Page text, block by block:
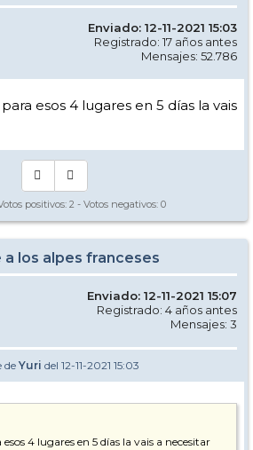
Enviado: 12-11-2021 15:03
Registrado: 17 años antes
Mensajes: 52.786
esos 4 lugares en 5 días la vais
positivos: 2 - Votos negativos: 0
a los alpes franceses
Enviado: 12-11-2021 15:07
Registrado: 4 años antes
Mensajes: 3
de Yuri del 12-11-2021 15:03
4 lugares en 5 días la vais a necesitar